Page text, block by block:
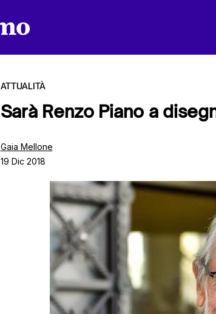
ATTUALITÀ
Sarà Renzo Piano a
Gaia Mellone
19 Dic 2018